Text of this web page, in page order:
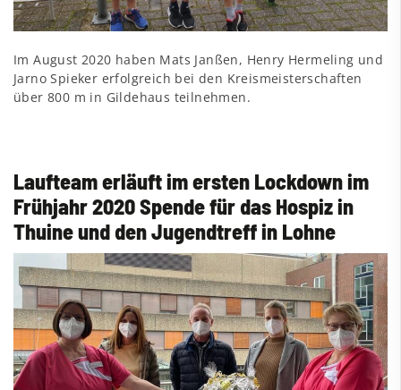
Im August 2020 haben Mats Janßen, Henry Hermeling und
Jarno Spieker erfolgreich bei den Kreismeisterschaften
über 800 m in Gildehaus teilnehmen.
Laufteam erläuft im ersten Lockdown im
Frühjahr 2020 Spende für das Hospiz in
Thuine und den Jugendtreff in Lohne